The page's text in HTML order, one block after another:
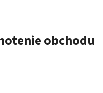
obchodu